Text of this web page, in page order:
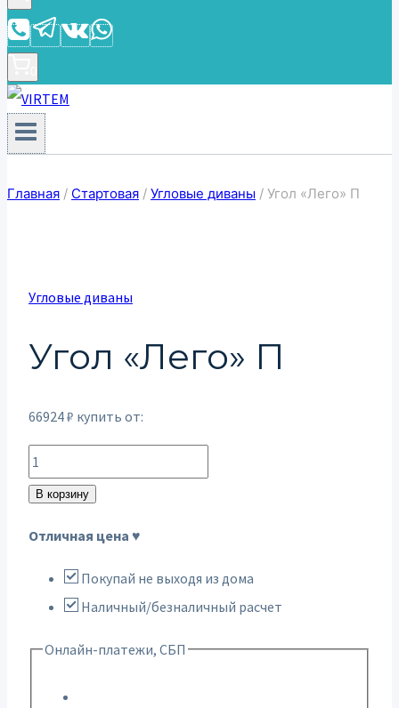
Главная / Стартовая / Угловые диваны / Угол «Лего» П
Угловые диваны
Угол «Лего» П
66924₽ купить от:
Количество
товара
"Лего"
В корзину
Отличная цена ♥
Покупай не выходя из дома
Наличный/безналичный расчет
Онлайн-платежи, СБП